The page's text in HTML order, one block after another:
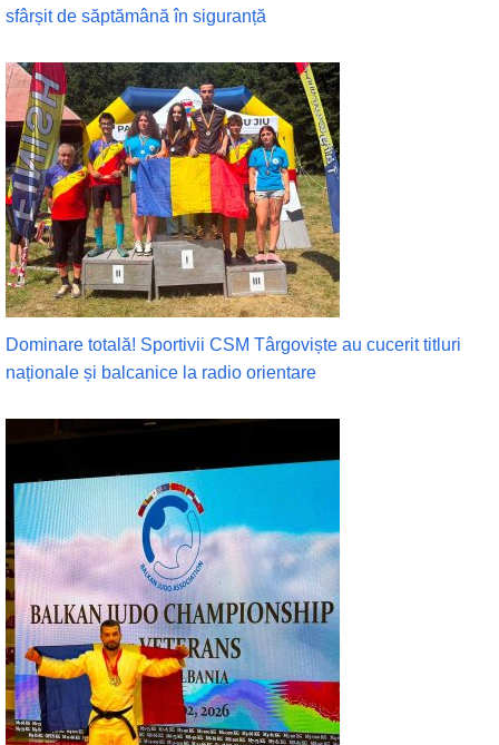
sfârșit de săptămână în siguranță
Dominare totală! Sportivii CSM Târgoviște au cucerit titluri
naționale și balcanice la radio orientare